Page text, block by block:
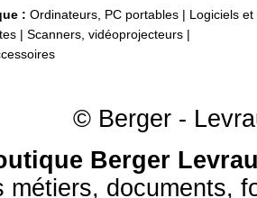
: Ordinateurs, PC portables
Logiciels et
Scanners, vidéoprojecteurs
© Berger -
Berger
métiers, documents,